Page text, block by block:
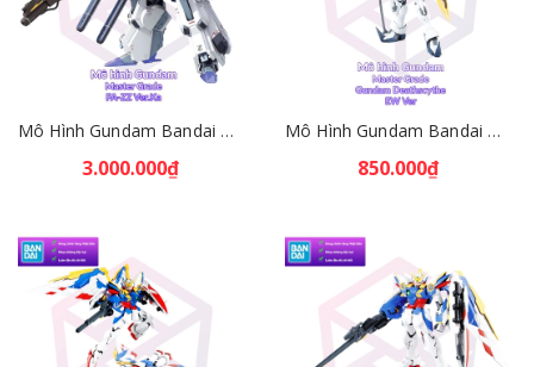
Mô Hình Gundam Bandai MG FAZZ Gundam Ver Ka 1/100 Gundam Sentinel [GDB] [BMG]
3.000.000₫
Mô Hình Gundam Bandai MG Gundam Deathscythe EW 1/100 Gundam W EW [GDB] [BMG]
850.000₫